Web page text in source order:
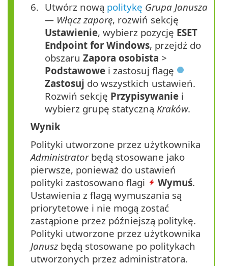
Utwórz nową politykę Grupa Janusza
— Włącz zaporę, rozwiń sekcję
Ustawienie, wybierz pozycję ESET
Endpoint for Windows, przejdź do
obszaru Zapora osobista >
Podstawowe i zastosuj flagę
Zastosuj do wszystkich ustawień.
Rozwiń sekcję Przypisywanie i
wybierz grupę statyczną Kraków.
Wynik
Polityki utworzone przez użytkownika
Administratorbędą stosowane jako
pierwsze, ponieważ do ustawień
polityki zastosowano flagi
Wymuś.
Ustawienia z flagą wymuszania są
priorytetowe i nie mogą zostać
zastąpione przez późniejszą politykę.
Polityki utworzone przez użytkownika
Janusz będą stosowane po politykach
utworzonych przez administratora.